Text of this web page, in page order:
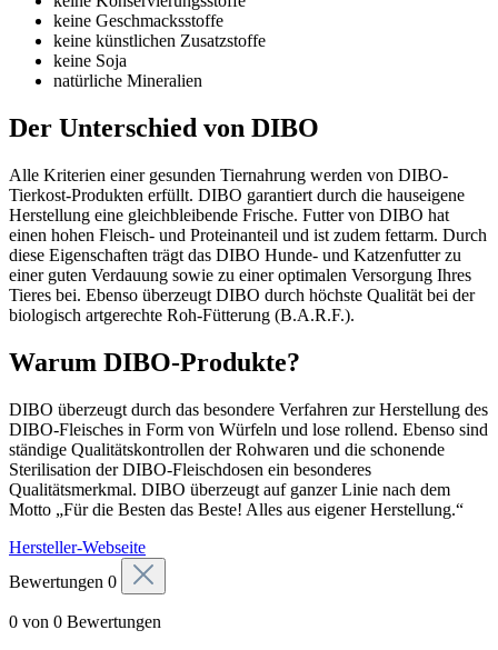
keine Geschmacksstoffe
keine künstlichen Zusatzstoffe
keine Soja
natürliche Mineralien
Der Unterschied von DIBO
Alle Kriterien einer gesunden Tiernahrung werden von DIBO-
Tierkost-Produkten erfüllt. DIBO garantiert durch die hauseigene
Herstellung eine gleichbleibende Frische. Futter von DIBO hat
einen hohen Fleisch- und Proteinanteil und ist zudem fettarm. Durch
diese Eigenschaften trägt das DIBO Hunde- und Katzenfutter zu
einer guten Verdauung sowie zu einer optimalen Versorgung Ihres
Tieres bei. Ebenso überzeugt DIBO durch höchste Qualität bei der
biologisch artgerechte Roh-Fütterung (B.A.R.F.).
Warum DIBO-Produkte?
DIBO überzeugt durch das besondere Verfahren zur Herstellung des
DIBO-Fleisches in Form von Würfeln und lose rollend. Ebenso sind
ständige Qualitätskontrollen der Rohwaren und die schonende
Sterilisation der DIBO-Fleischdosen ein besonderes
Qualitätsmerkmal. DIBO überzeugt auf ganzer Linie nach dem
Motto „Für die Besten das Beste! Alles aus eigener Herstellung.“
Hersteller-Webseite
Bewertungen 0
0 von 0 Bewertungen